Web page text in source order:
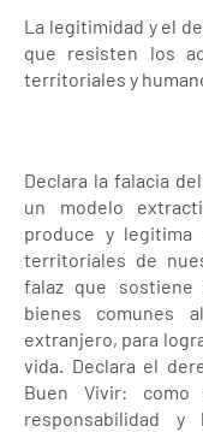
La legitimidad y el
que resisten los
territoriales y
Declara la falacia
un modelo
produce y legitima
territoriales de
falaz que
bienes comunes
extranjero, para
vida. Declara el
Buen Vivir:
responsabilidad y